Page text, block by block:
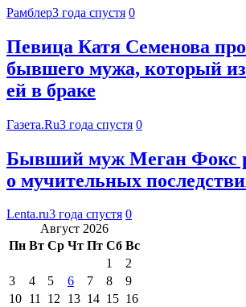
Рамблер3 года спустя 0
Певица Катя Семенова
бывшего мужа, который
ей в браке
Газета.Ru3 года спустя 0
Бывший муж Меган Фокс
о мучительных
Lenta.ru3 года спустя 0
Август 2026
Пн Вт Ср Чт Пт Сб Вс
1
2
3
4 5 6 7 8
9
10 11 12 13 14 15 16